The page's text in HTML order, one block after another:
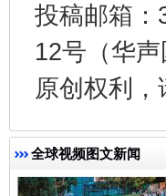
投稿邮箱：
12号（华
原创权利
全球视频图文新闻
千年窑火